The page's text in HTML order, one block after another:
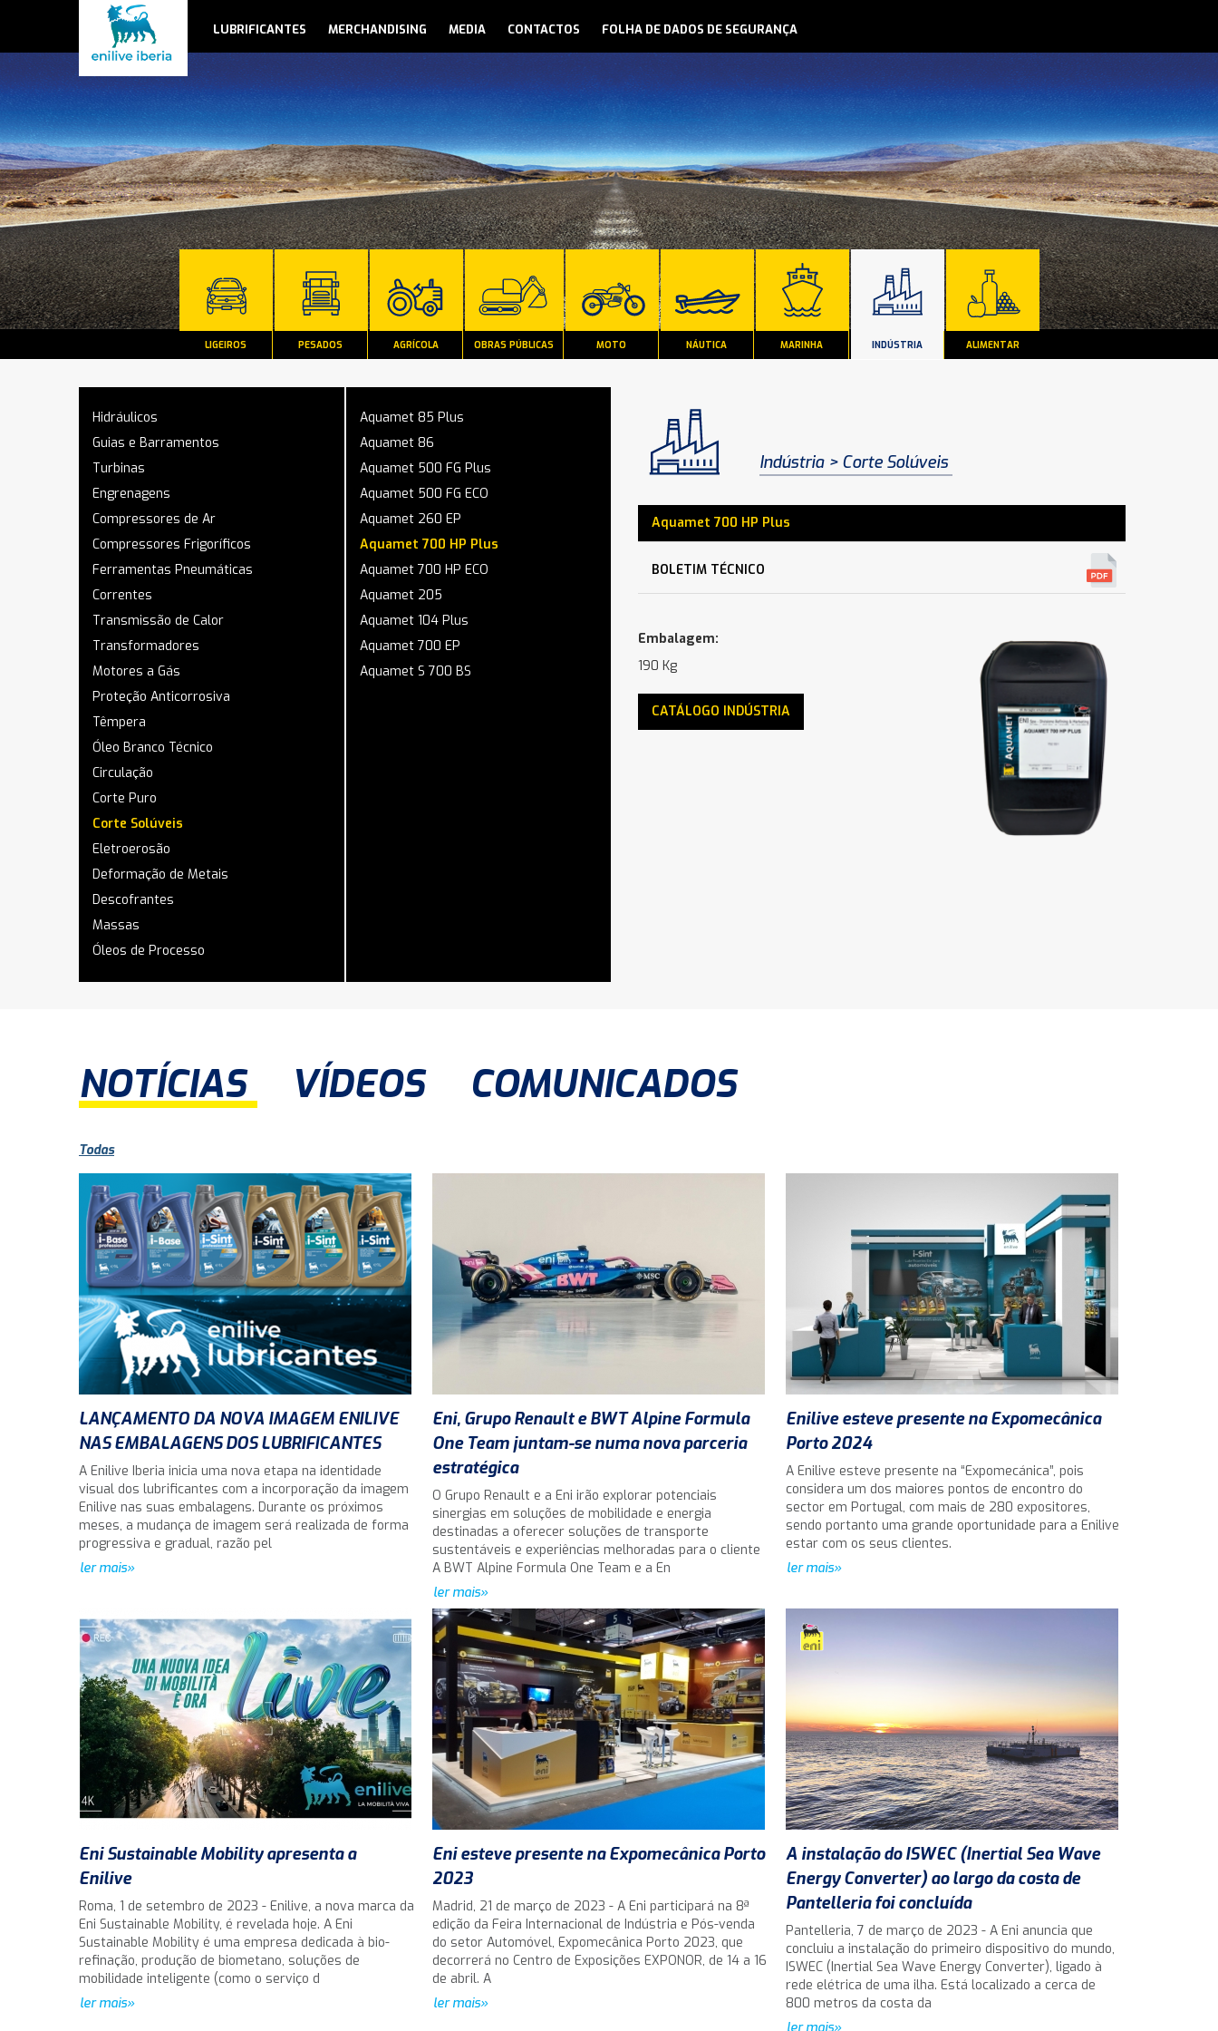
LUBRIFICANTES MERCHANDISING MEDIA CONTACTOS FOLHA DE DADOS DE SEGURANÇA
LIGEIROS PESADOS AGRÍCOLA OBRAS PÚBLICAS MOTO NÁUTICA MARINHA INDÚSTRIA ALIMENTAR
Hidráulicos
Guias e Barramentos
Turbinas
Engrenagens
Compressores de Ar
Compressores Frigoríficos
Ferramentas Pneumáticas
Correntes
Transmissão de Calor
Transformadores
Motores a Gás
Proteção Anticorrosiva
Têmpera
Óleo Branco Técnico
Circulação
Corte Puro
Corte Solúveis
Eletroerosão
Deformação de Metais
Descofrantes
Massas
Óleos de Processo
Aquamet 85 Plus
Aquamet 86
Aquamet 500 FG Plus
Aquamet 500 FG ECO
Aquamet 260 EP
Aquamet 700 HP Plus
Aquamet 700 HP ECO
Aquamet 205
Aquamet 104 Plus
Aquamet 700 EP
Aquamet S 700 BS
Indústria Corte Solúveis
Aquamet 700 HP Plus
BOLETIM TÉCNICO
Embalagem:
190 Kg
CATÁLOGO INDÚSTRIA
NOTÍCIAS VÍDEOS COMUNICADOS
Todas
LANÇAMENTO DA NOVA IMAGEM ENILIVE
NAS EMBALAGENS DOS LUBRIFICANTES
A Enilive Iberia inicia uma nova etapa na identidade
visual dos lubrificantes com a incorporação da imagem
Enilive nas suas embalagens. Durante os próximos
meses, a mudança de imagem será realizada de forma
progressiva e gradual, razão pel
ler mais»
Eni, Grupo Renault e BWT Alpine Formula
One Team juntam-se numa nova parceria
estratégica
O Grupo Renault e a Eni irão explorar potenciais
sinergias em soluções de mobilidade e energia
destinadas a oferecer soluções de transporte
sustentáveis e experiências melhoradas para o cliente
A BWT Alpine Formula One Team e a En
ler mais»
Enilive esteve presente na Expomecânica
Porto 2024
A Enilive esteve presente na “Expomecánica”, pois
considera um dos maiores pontos de encontro do
sector em Portugal, com mais de 280 expositores,
sendo portanto uma grande oportunidade para a Enilive
estar com os seus clientes.
ler mais»
Eni Sustainable Mobility apresenta a
Enilive
Roma, 1 de setembro de 2023 - Enilive, a nova marca da
Eni Sustainable Mobility, é revelada hoje. A Eni
Sustainable Mobility é uma empresa dedicada à bio-
refinação, produção de biometano, soluções de
mobilidade inteligente (como o serviço d
ler mais»
Eni esteve presente na Expomecânica Porto
2023
Madrid, 21 de março de 2023 - A Eni participará na 8ª
edição da Feira Internacional de Indústria e Pós-venda
do setor Automóvel, Expomecânica Porto 2023, que
decorrerá no Centro de Exposições EXPONOR, de 14 a 16
de abril. A
ler mais»
A instalação do ISWEC (Inertial Sea Wave
Energy Converter) ao largo da costa de
Pantelleria foi concluída
Pantelleria, 7 de março de 2023 - A Eni anuncia que
concluiu a instalação do primeiro dispositivo do mundo,
ISWEC (Inertial Sea Wave Energy Converter), ligado à
rede elétrica de uma ilha. Está localizado a cerca de
800 metros da costa da